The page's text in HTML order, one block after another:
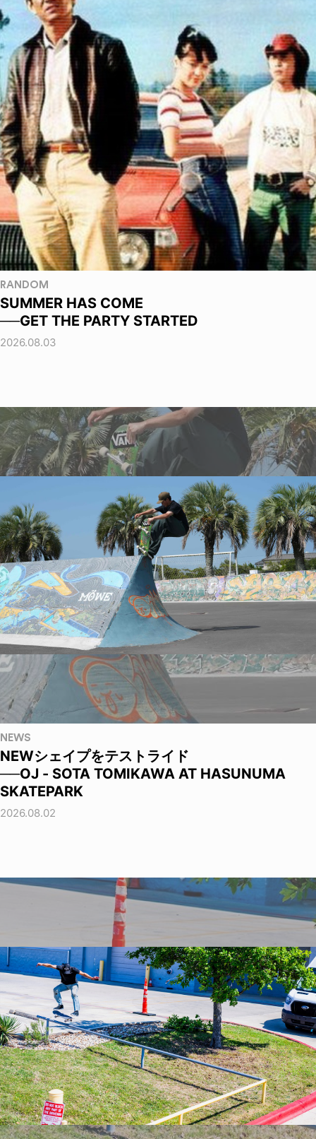
RANDOM
SUMMER HAS COME
──GET THE PARTY STARTED
2026.08.03
NEWS
NEWシェイプをテストライド
──OJ - SOTA TOMIKAWA AT HASUNUMA
SKATEPARK
2026.08.02